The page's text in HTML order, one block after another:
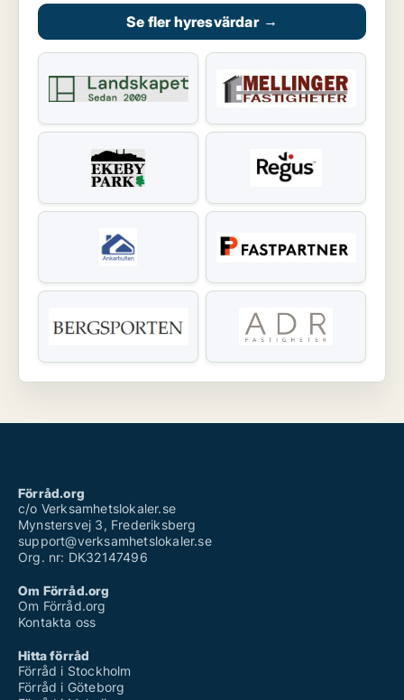
Se fler hyresvärdar →
Förråd.org
c/o Verksamhetslokaler.se
Mynstersvej 3, Frederiksberg
support@verksamhetslokaler.se
Org. nr: DK32147496
Om Förråd.org
Om Förråd.org
Kontakta oss
Hitta förråd
Förråd i Stockholm
Förråd i Göteborg